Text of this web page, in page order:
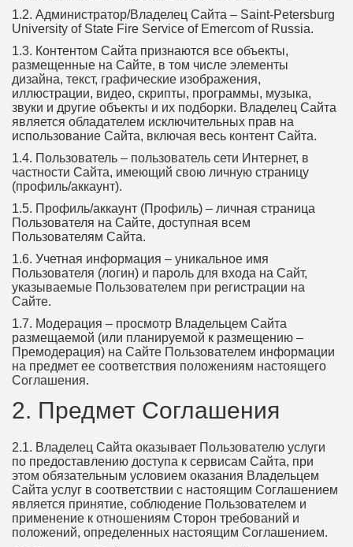
1.2. Администратор/Владелец Сайта – Saint-Petersburg
University of State Fire Service of Emercom of Russia.
1.3. Контентом Сайта признаются все объекты,
размещенные на Сайте, в том числе элементы
дизайна, текст, графические изображения,
иллюстрации, видео, скрипты, программы, музыка,
звуки и другие объекты и их подборки. Владелец Сайта
является обладателем исключительных прав на
использование Сайта, включая весь контент Сайта.
1.4. Пользователь – пользователь сети Интернет, в
частности Сайта, имеющий свою личную страницу
(профиль/аккаунт).
1.5. Профиль/аккаунт (Профиль) – личная страница
Пользователя на Сайте, доступная всем
Пользователям Сайта.
1.6. Учетная информация – уникальное имя
Пользователя (логин) и пароль для входа на Сайт,
указываемые Пользователем при регистрации на
Сайте.
1.7. Модерация – просмотр Владельцем Сайта
размещаемой (или планируемой к размещению –
Премодерация) на Сайте Пользователем информации
на предмет ее соответствия положениям настоящего
Соглашения.
2. Предмет Соглашения
2.1. Владелец Сайта оказывает Пользователю услуги
по предоставлению доступа к сервисам Сайта, при
этом обязательным условием оказания Владельцем
Сайта услуг в соответствии с настоящим Соглашением
является принятие, соблюдение Пользователем и
применение к отношениям Сторон требований и
положений, определенных настоящим Соглашением.